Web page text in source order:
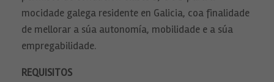
mocidade galega residente en Galicia, coa finalidade
de mellorar a súa autonomía, mobilidade e a súa
empregabilidade.
REQUISITOS